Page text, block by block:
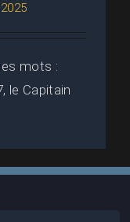
mots :
le Capitain